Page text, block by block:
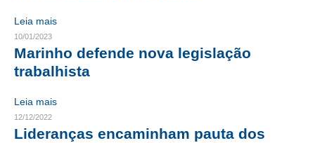
CONTRIBUIÇÕES
CONTRIBUIÇÃO ASSOCIATIVA OU ANUIDADE DE SÓCIO
CONTRIBUIÇÃO SINDICAL URBANA
REVISÃO DE APOSENTADORIA
Leia mais
10/01/2023
Marinho defende nova legislação
trabalhista
Leia mais
12/12/2022
Lideranças encaminham pauta dos